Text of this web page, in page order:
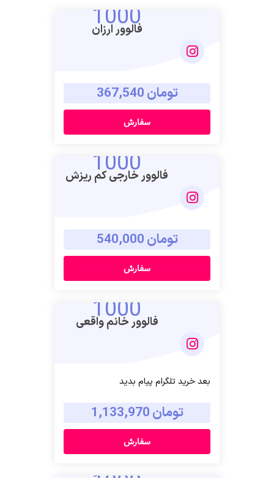
1000
فالوور ارزان
تومان 367,540
سفارش
1000
فالوور خارجی کم ریزش
تومان 540,000
سفارش
1000
فالوور خانم واقعی
بعد خرید تلگرام پیام بدید
تومان 1,133,970
سفارش